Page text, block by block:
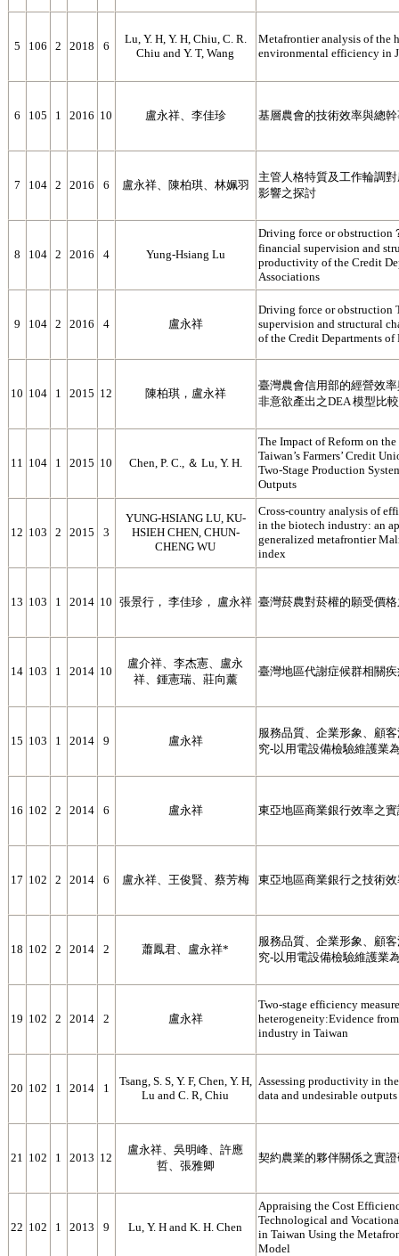
5 106 2 2018 6
Lu, Y. H, Y. H, Chiu, C. R.
Chiu and Y. T, Wang
Metafrontier analysis of the
environmental efficiency in
6 105 1 2016 10 盧永祥、李佳珍 基層農會的技術效率與總
7 104 2 2016 6 盧永祥、陳柏琪、林姵羽
主管人格特質及工作輪調
影響之探討
8 104 2 2016 4 Yung-Hsiang Lu
Driving force or obstruction
financial supervision and
productivity of the Credit
Associations
9 104 2 2016 4 盧永祥
Driving force or obstruction
supervision and structural
of the Credit Departments of
10 104 1 2015 12 陳柏琪，盧永祥
臺灣農會信用部的經營效
非意欲產出之DEA 模型比較
11 104 1 2015 10 Chen, P. C., ＆ Lu, Y. H.
The Impact of Reform on
Taiwan’s Farmers’ Credit
Two-Stage Production
Outputs
12 103 2 2015 3
YUNG-HSIANG LU, KU-
HSIEH CHEN, CHUN-
CHENG WU
Cross-country analysis of
in the biotech industry: an
generalized metafrontier
index
13 103 1 2014 10 張景行， 李佳珍， 盧永祥 臺灣菸農對菸權的願受價
14 103 1 2014 10
盧介祥、李杰憲、盧永
祥、鍾憲瑞、莊向薰
臺灣地區代謝症候群相關
15 103 1 2014 9 盧永祥
服務品質、企業形象、顧
究-以用電設備檢驗維護業
16 102 2 2014 6 盧永祥 東亞地區商業銀行效率之
17 102 2 2014 6 盧永祥、王俊賢、蔡芳梅 東亞地區商業銀行之技術
18 102 2 2014 2 蕭鳳君、盧永祥*
服務品質、企業形象、顧
究-以用電設備檢驗維護業
19 102 2 2014 2 盧永祥
Two-stage efficiency
heterogeneity:Evidence
industry in Taiwan
20 102 1 2014 1
Tsang, S. S, Y. F, Chen, Y. H,
Lu and C. R, Chiu
Assessing productivity in
data and undesirable outputs
21 102 1 2013 12
盧永祥、吳明峰、許應
哲、張雅卿
契約農業的夥伴關係之實
22 102 1 2013 9 Lu, Y. H and K. H. Chen
Appraising the Cost
Technological and
in Taiwan Using the
Model